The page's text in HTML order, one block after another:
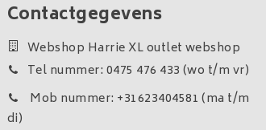
Contactgegevens
Webshop Harrie XL outlet webshop
Tel nummer: 0475 476 433 (wo t/m vr)
Mob nummer: +31623404581 (ma t/m
di)